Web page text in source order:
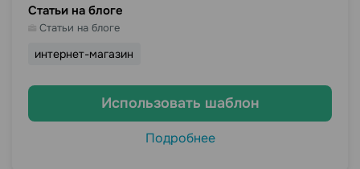
Статьи на блоге
Статьи на блоге
интернет-магазин
Использовать шаблон
Подробнее